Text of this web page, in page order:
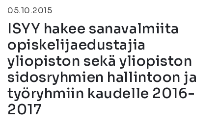
05.10.2015
ISYY hakee sanavalmiita
opiskelijaedustajia
yliopiston sekä yliopiston
sidosryhmien hallintoon ja
työryhmiin kaudelle 2016-
2017